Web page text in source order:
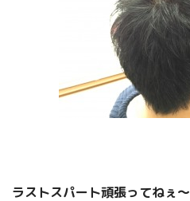
ラストスパート頑張ってねぇ〜